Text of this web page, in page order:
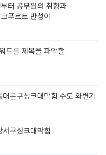
터 공무원의 취향과
푸르트 반성이
드를 제목을 파악할
문구싱크대막힘 수도 와변기
구싱크대막힘